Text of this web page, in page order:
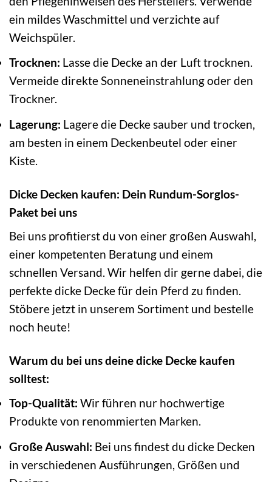
ein mildes Waschmittel und verzichte auf
Weichspüler.
Trocknen: Lasse die Decke an der Luft trocknen.
Vermeide direkte Sonneneinstrahlung oder den
Trockner.
Lagerung: Lagere die Decke sauber und trocken,
am besten in einem Deckenbeutel oder einer
Kiste.
Dicke Decken kaufen: Dein Rundum-Sorglos-
Paket bei uns
Bei uns profitierst du von einer großen Auswahl,
einer kompetenten Beratung und einem
schnellen Versand. Wir helfen dir gerne dabei, die
perfekte dicke Decke für dein Pferd zu finden.
Stöbere jetzt in unserem Sortiment und bestelle
noch heute!
Warum du bei uns deine dicke Decke kaufen
solltest:
Top-Qualität: Wir führen nur hochwertige
Produkte von renommierten Marken.
Große Auswahl: Bei uns findest du dicke Decken
in verschiedenen Ausführungen, Größen und